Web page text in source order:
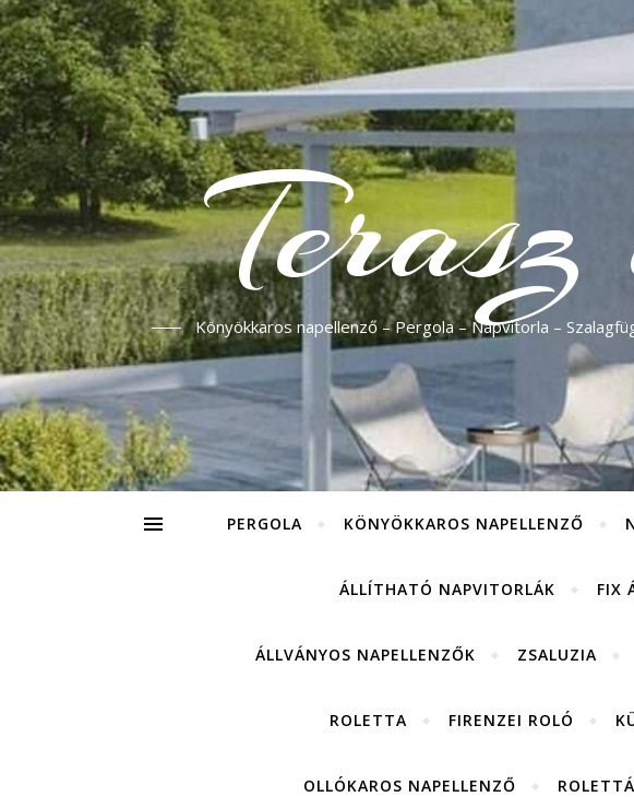
Könyökkaros napellenző – Pergola – Napvitorla –
PERGOLA KÖNYÖKKAROS NAPELLENZŐ
ÁLLÍTHATÓ NAPVITORLÁK FIX
ÁLLVÁNYOS NAPELLENZŐK ZSALUZIA
ROLETTA FIRENZEI ROLÓ
OLLÓKAROS NAPELLENZŐ